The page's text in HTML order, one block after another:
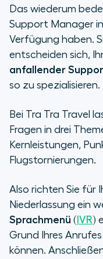
Das wiederum
Support Manager
Verfügung haben.
entscheiden sich,
anfallender
so zu spezialisieren.
Bei Tra Tra Travel
Fragen in drei
Kernleistungen,
Flugstornierungen.
Also richten Sie für
Niederlassung ein
Sprachmenü ( IVR)
Grund Ihres
können.